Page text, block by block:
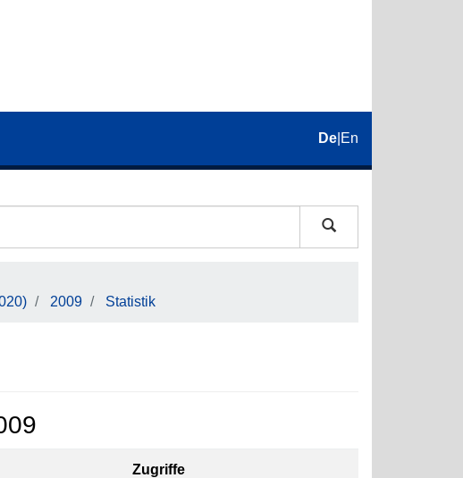
De En
2009 Statistik
Zugriffe